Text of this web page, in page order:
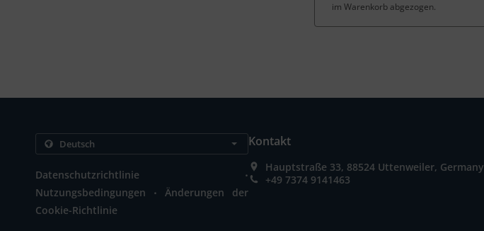
im Warenkorb abgezogen.
Datenschutzrichtlinie .
Nutzungsbedingungen .
Änderungen der
Cookie-Richtlinie
Kontakt
Hauptstraße 33, 88524 Uttenweiler, Germany
+49 7374 9141463